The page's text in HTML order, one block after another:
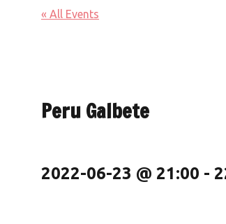
« All Events
Peru Galbete
2022-06-23 @ 21:00 -